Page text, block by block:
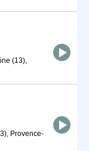
(13),
Provence-